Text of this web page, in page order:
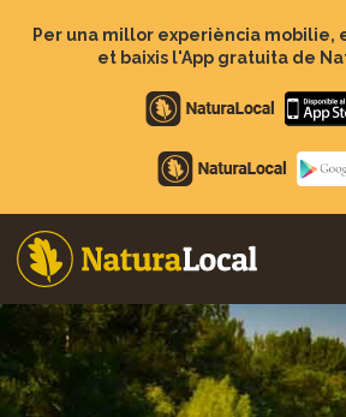
Per una millor experiència mobilie,
et baixis l'App gratuita de
Apple
store
Google
Play